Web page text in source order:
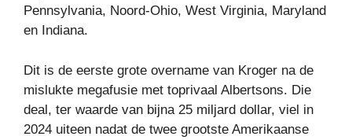
Pennsylvania, Noord-Ohio, West Virginia, Maryland
en Indiana.
Dit is de eerste grote overname van Kroger na de
mislukte megafusie met toprivaal Albertsons. Die
deal, ter waarde van bijna 25 miljard dollar, viel in
2024 uiteen nadat de twee grootste Amerikaanse